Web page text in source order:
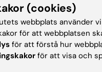
(cookies)
webbplats använder
för att webbplatsen
för att förstå hur
för att visa och